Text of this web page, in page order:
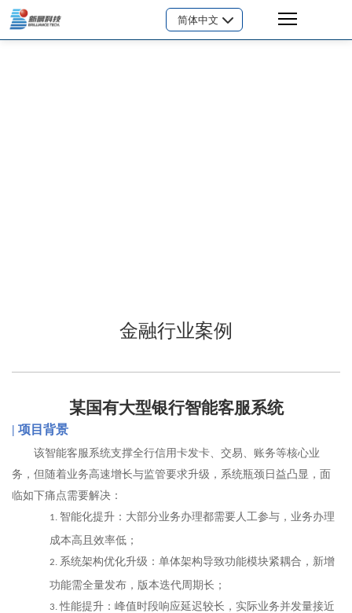
简体中文
金融行业案例
某国有大型银行智能客服系统
| 项目背景
该智能客服系统支撑全行信用卡发卡、交易、账务等核心业
务 ， 但随着业务高速增长与监管要求升级，系统瓶颈日益凸显 ，面
临如下痛点需要解决：
1. 智能化提升 ： 大部分业务办理都需要人工参与，业务办理
成本高且效率低 ；
2. 系统架构优化升级： 单体架构导致功能模块紧耦合 ， 新增
功能需全量发布，版本迭代周期长 ；
3.性能提升： 峰值时段响应延迟较长，实际业务并发量接近